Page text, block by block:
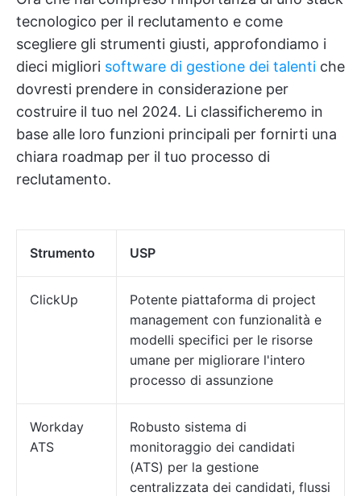
tecnologico per il reclutamento e come
scegliere gli strumenti giusti, approfondiamo i
dieci migliori software di gestione dei talenti che
dovresti prendere in considerazione per
costruire il tuo nel 2024. Li classificheremo in
base alle loro funzioni principali per fornirti una
chiara roadmap per il tuo processo di
reclutamento.
Strumento USP
ClickUp
Potente piattaforma di project
management con funzionalità e
modelli specifici per le risorse
umane per migliorare l'intero
processo di assunzione
Workday
ATS
Robusto sistema di
monitoraggio dei candidati
(ATS) per la gestione
centralizzata dei candidati, flussi